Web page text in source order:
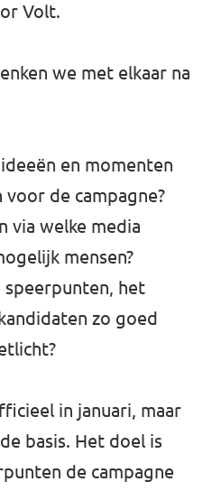
Volt.
we met elkaar na
en momenten
de campagne?
via welke media
mensen?
speerpunten, het
zo goed
in januari, maar
basis. Het doel is
de campagne